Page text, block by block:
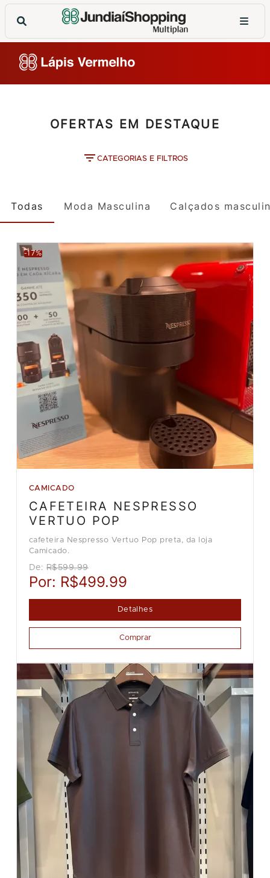
OFERTAS EM DESTAQUE
CATEGORIAS E FILTROS
Todas Moda Masculina Calçados
-17%
CAMICADO
CAFETEIRA NESPRESSO
VERTUO POP
cafeteira Nespresso Vertuo Pop preta, da loja
Camicado.
De: R$599.99
Por: R$499.99
Detalhes
Comprar